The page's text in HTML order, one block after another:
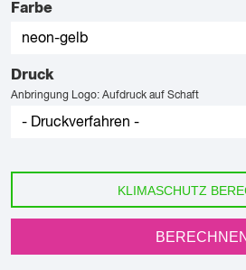
Farbe
Druck
Anbringung Logo: Aufdruck auf Schaft
KLIMASCHUTZ
BERECHNEN